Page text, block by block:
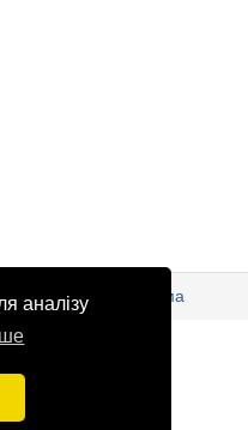
аналізу
Реклама